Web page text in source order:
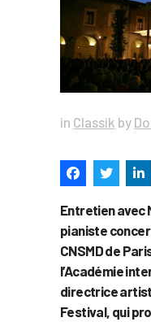
in Classik by
Entretien avec
pianiste
CNSMD de
l’Académie
directrice
Festival, qui